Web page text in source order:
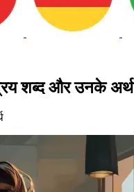
शब्द और उनके अर्थ